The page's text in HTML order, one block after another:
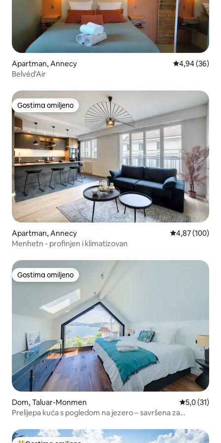
Apartman, Annecy Prosečna
4,94 (36)
Belvéd'Air
Gostima omiljeno
Gostima omiljeno
Apartman, Annecy Prosečna
4,87 (100)
Menhetn - profinjen i klimatizovan
Gostima omiljeno
Gostima omiljeno
Dom, Taluar-Monmen Prosečna
5,0 (31)
Prelijepa kuća s pogledom na jezero – savršena za